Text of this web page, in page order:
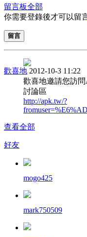
留言板全部
你需要登錄後才可以留
留言
歡喜地 2012-10-3 11:22
歡喜地邀請您訪
討論區
http://apk.tw/?
查看全部
好友
mogo425
mark750509